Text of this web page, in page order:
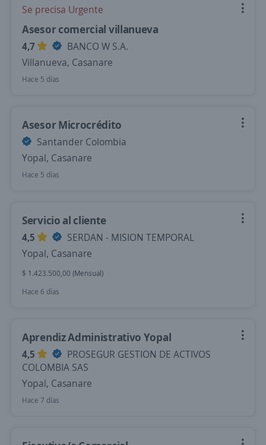
Se precisa Urgente
Asesor comercial villanueva
4,7
BANCO W S.A.
Villanueva, Casanare
Hace 5 días
Asesor Microcrédito
Santander Colombia
Yopal, Casanare
Hace 5 días
Servicio al cliente
4,5
SERDAN - MISION TEMPORAL
Yopal, Casanare
$ 1.423.500,00 (Mensual)
Hace 6 días
Aprendiz Administrativo Yopal
4,5
PROSEGUR GESTION DE ACTIVOS
COLOMBIA SAS
Yopal, Casanare
Hace 7 días